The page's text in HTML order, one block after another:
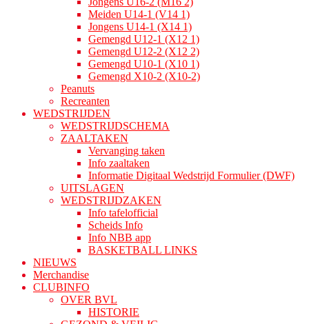
Meiden U14-1 (V14 1)
Jongens U14-1 (X14 1)
Gemengd U12-1 (X12 1)
Gemengd U12-2 (X12 2)
Gemengd U10-1 (X10 1)
Gemengd X10-2 (X10-2)
Peanuts
Recreanten
WEDSTRIJDEN
WEDSTRIJDSCHEMA
ZAALTAKEN
Vervanging taken
Info zaaltaken
Informatie Digitaal Wedstrijd Formulier (DWF)
UITSLAGEN
WEDSTRIJDZAKEN
Info tafelofficial
Scheids Info
Info NBB app
BASKETBALL LINKS
NIEUWS
Merchandise
CLUBINFO
OVER BVL
HISTORIE